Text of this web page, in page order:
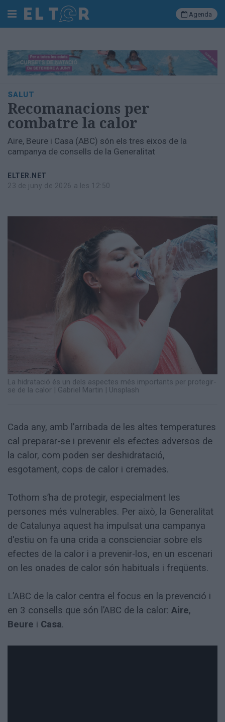
Cerca
Portada
Societat
Política
Municipal
Economia
i
Cultura
Esports
Agenda
SALUT
Recomanacions per
combatre la calor
Aire, Beure i Casa (ABC) són els tres eixos de la
campanya de consells de la Generalitat
ELTER.NET
23 de juny de 2026 a les 12:50
La hidratació és un dels aspectes més importants per protegir-
se de la calor | Gabriel Martin | Unsplash
Cada any, amb l’arribada de les altes temperatures
cal preparar-se i prevenir els efectes adversos de
la calor, com poden ser deshidratació,
esgotament, cops de calor i cremades.
Tothom s’ha de protegir, especialment les
persones més vulnerables. Per això, la Generalitat
de Catalunya aquest ha impulsat una campanya
d'estiu on fa una crida a conscienciar sobre els
efectes de la calor i a prevenir-los, en un escenari
on les onades de calor són habituals i freqüents.
L’ABC de la calor centra el focus en la prevenció i
en 3 consells que són l’ABC de la calor: Aire,
Beure i Casa.